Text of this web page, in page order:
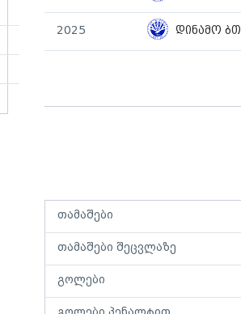
2025 დინამო ბთ
თამაშები
თამაშები შეცვლაზე
გოლები